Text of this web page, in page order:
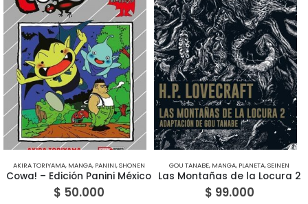
AKIRA TORIYAMA, MANGA, PANINI,SHONEN
Cowa! – Edición Panini México
$ 50.000
GOU TANABE, MANGA, PLANETA,SEINEN
Las Montañas de la Locura 2
$ 99.000